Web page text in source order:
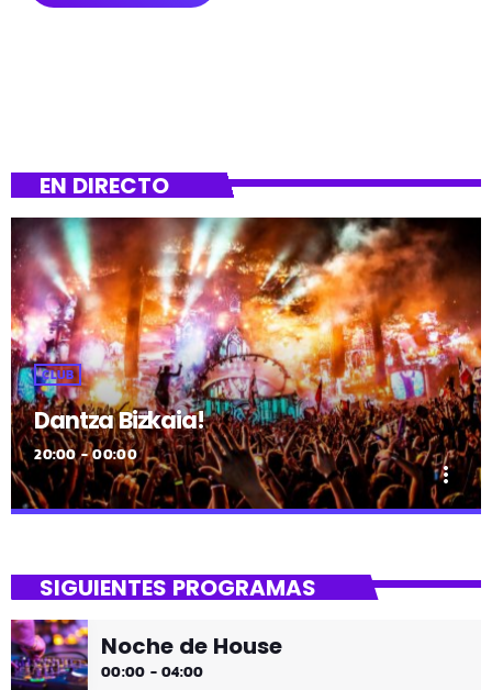
EN DIRECTO
CLUB
Dantza Bizkaia!
20:00 - 00:00
more_vert
Asteburuak zureak eta gureak dira! Dantza Bizkaia!
SIGUIENTES PROGRAMAS
Noche de House
00:00 - 04:00